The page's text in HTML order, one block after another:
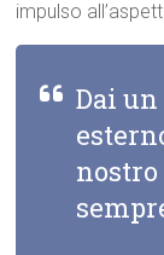
impulso
Dai